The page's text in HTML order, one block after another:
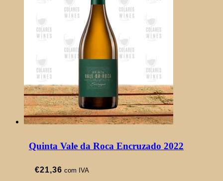
Quinta Vale da Roca Encruzado 2022
€21,36 com IVA